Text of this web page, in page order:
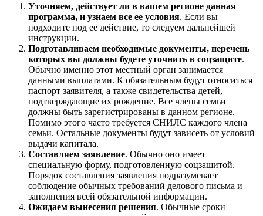
Уточняем, действует ли в вашем регионе данная
программа, и узнаем все ее условия. Если вы
подходите под ее действие, то следуем дальнейшей
инструкции.
Подготавливаем необходимые документы, перечень
которых вы должны будете уточнить в соцзащите.
Обычно именно этот местный орган занимается
данными выплатами. К обязательным будут относиться
паспорт заявителя, а также свидетельства детей,
подтверждающие их рождение. Все члены семьи
должны быть зарегистрированы в данном регионе.
Помимо этого часто требуется СНИЛС каждого члена
семьи. Остальные документы будут зависеть от условий
выдачи капитала.
Составляем заявление. Обычно оно имеет
специальную форму, подготовленную соцзащитой.
Порядок составления заявления подразумевает
соблюдение обычных требований делового письма и
заполнения всей обязательной информации.
Ожидаем вынесения решения. Обычные сроки